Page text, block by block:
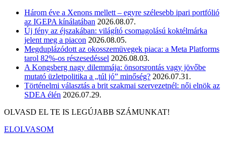
Három éve a Xenons mellett – egyre szélesebb ipari portfólió
az IGEPA kínálatában 2026.08.07.
Új fény az éjszakában: világító csomagolású koktélmárka
jelent meg a piacon 2026.08.05.
Megduplázódott az okosszemüvegek piaca: a Meta Platforms
tarol 82%-os részesedéssel 2026.08.03.
A Kongsberg nagy dilemmája: önsorsrontás vagy jövőbe
mutató üzletpolitika a „túl jó” minőség? 2026.07.31.
Történelmi választás a brit szakmai szervezetnél: női elnök az
SDEA élén 2026.07.29.
OLVASD EL TE IS LEGÚJABB SZÁMUNKAT!
ELOLVASOM